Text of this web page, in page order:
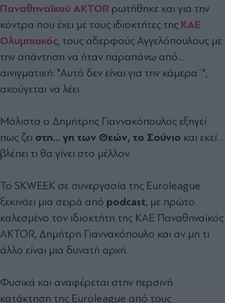
Παναθηναϊκού AKTOR ρωτήθηκε και για την
κόντρα που έχει με τους ιδιοκτήτες της ΚΑΕ
Ολυμπιακός, τους αδερφούς Αγγελόπουλους με
την απάντηση να ήταν παραπάνω από...
αινιγματική: "Αυτό δεν είναι για την κάμερα¨",
ακούγεται να λέει.
Μάλιστα ο Δημήτρης Γιαννακόπουλος εξηγεί
πως ζει στη... γη των Θεών, το Σούνιο και εκεί...
βλέπει τι θα γίνει στο μέλλον.
To SKWEEK σε συνεργασία της Euroleague
ξεκινάει μια σειρά από podcast, με πρώτο
καλεσμένο τον ιδιοκτήτη της ΚΑΕ Παναθηναϊκός
AKTOR, Δημήτρη Γιαννακόπουλο και αν μη τι
άλλο είναι μια δυνατή αρχή.
Φυσικά και αναφέρεται στην περσινή
κατάκτηση της Euroleague από τους